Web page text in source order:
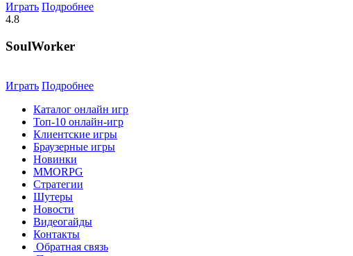
Играть Подробнее
4.8
SoulWorker
Играть Подробнее
Каталог онлайн игр
Топ-10 онлайн-игр
Клиентские игры
Браузерные игры
Новинки
MMORPG
Стратегии
Шутеры
Новости
Видеогайды
Контакты
Обратная связь